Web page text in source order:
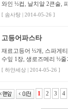
와인 ½컵, 날치알 2큰술,
[ 솜사탕 | 2014-05-26 ]
고등어파스타
재료고등어 ½개, 스파게
수잎 1장, 생로즈메리 ½
[ 하얀세상 | 2014-05-26 ]
1 2 3 4